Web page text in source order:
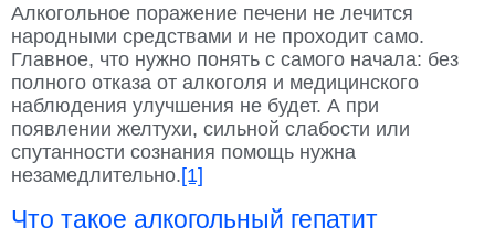
Алкогольное поражение печени не лечится
народными средствами и не проходит само.
Главное, что нужно понять с самого начала: без
полного отказа от алкоголя и медицинского
наблюдения улучшения не будет. А при
появлении желтухи, сильной слабости или
спутанности сознания помощь нужна
незамедлительно.[1]
Что такое алкогольный гепатит